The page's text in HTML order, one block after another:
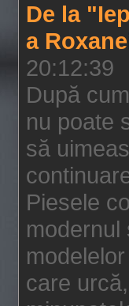
De la
a
20:12:39
După
nu poate
să
Piesele
modernul
care